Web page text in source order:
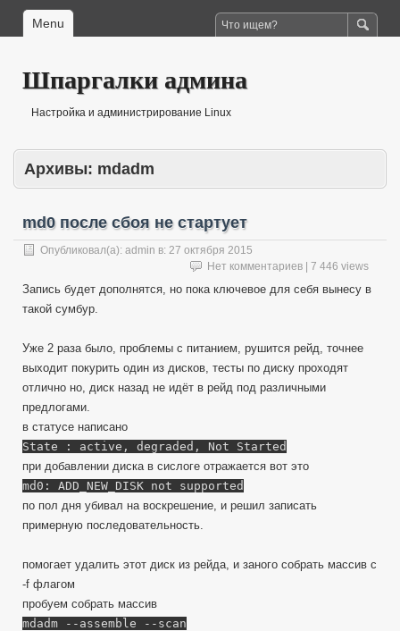
Menu
Шпаргалки админа
Настройка и администрирование Linux
Архивы: mdadm
md0 после сбоя не стартует
Опубликовал(а): admin в: 27 октября 2015
Нет комментариев | 7 446 views
Запись будет дополнятся, но пока ключевое для себя вынесу в
такой сумбур.
Уже 2 раза было, проблемы с питанием, рушится рейд, точнее
выходит покурить один из дисков, тесты по диску проходят
отлично но, диск назад не идёт в рейд под различными
предлогами.
в статусе написано
State : active, degraded, Not Started
при добавлении диска в сислоге отражается вот это
md0: ADD_NEW_DISK not supported
по пол дня убивал на воскрешение, и решил записать
примерную последовательность.
помогает удалить этот диск из рейда, и заного собрать массив с
-f флагом
пробуем собрать массив
mdadm --assemble --scan